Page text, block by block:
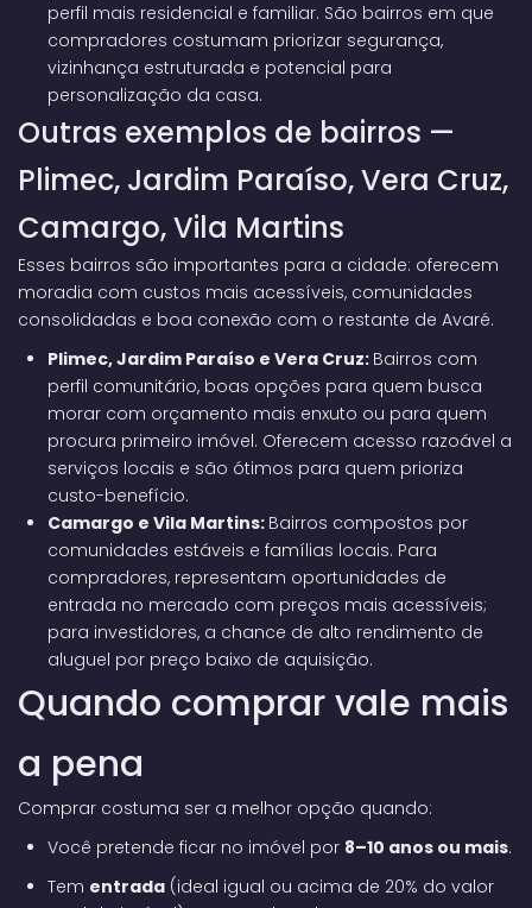
perfil mais residencial e familiar. São bairros em que
compradores costumam priorizar segurança,
vizinhança estruturada e potencial para
personalização da casa.
Outras exemplos de bairros —
Plimec, Jardim Paraíso, Vera Cruz,
Camargo, Vila Martins
Esses bairros são importantes para a cidade: oferecem
moradia com custos mais acessíveis, comunidades
consolidadas e boa conexão com o restante de Avaré.
Plimec, Jardim Paraíso e Vera Cruz: Bairros com
perfil comunitário, boas opções para quem busca
morar com orçamento mais enxuto ou para quem
procura primeiro imóvel. Oferecem acesso razoável a
serviços locais e são ótimos para quem prioriza
custo-benefício.
Camargo e Vila Martins: Bairros compostos por
comunidades estáveis e famílias locais. Para
compradores, representam oportunidades de
entrada no mercado com preços mais acessíveis;
para investidores, a chance de alto rendimento de
aluguel por preço baixo de aquisição.
Quando comprar vale mais
a pena
Comprar costuma ser a melhor opção quando:
Você pretende ficar no imóvel por 8–10 anos ou mais.
Tem entrada (ideal igual ou acima de 20% do valor